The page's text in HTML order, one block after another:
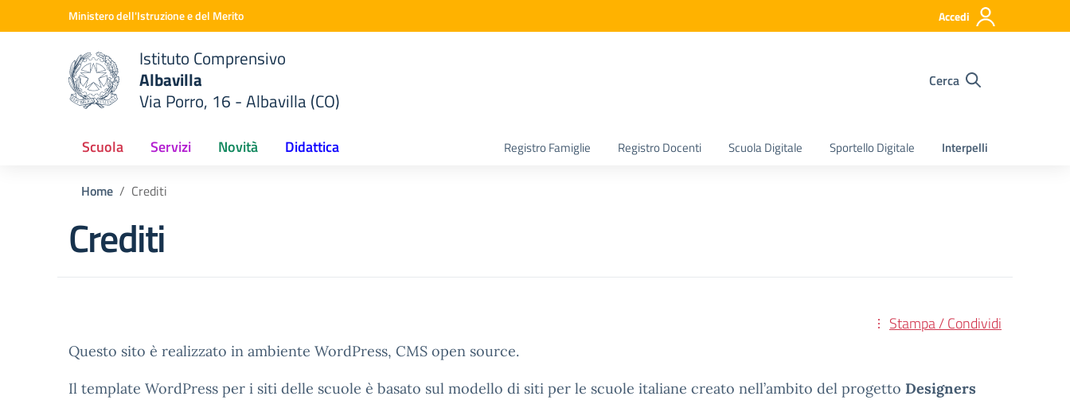
Vai ai contenuti
Vai al menu di navigazioneMinistero dell'Istruzione e del Merito Accedi
scuola
Istituto Comprensivo
Albavilla
Via Porro, 16 - Albavilla (CO)
Cerca
Scuola Servizi Novità Didattica Registro Famiglie Registro Docenti Scuola Digitale Sportello Digitale Interpelli
Home Crediti
Crediti
Stampa / Condividi
Questo sito è realizzato in ambiente WordPress, CMS open source.
Il template WordPress per i siti delle scuole è basato sul modello di siti per le scuole italiane creato nell’ambito del progetto Designers